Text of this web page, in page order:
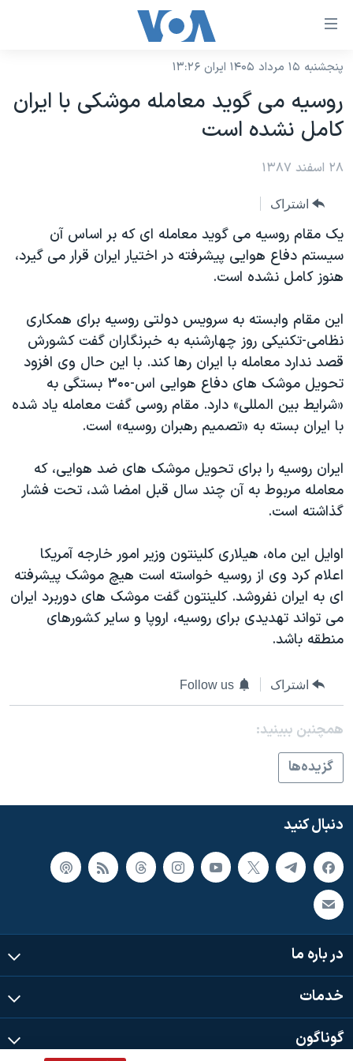
لینکهای
دسترسی
جهش
به
محتوای
اصلی
صفحه
اصلی
جهش
به
جستجو
نسخه سبک وب‌سایت
موضوع ها
ایران
آمریکا
جهان
ورزشی
گزیده‌ها
ویژه برنامه‌ها
ویدیوها
فرهنگ و زندگی
حقوق شهروندی
اقتصادی
اسرائیل در جنگ
گالری عکس
برنامه های تلویزیونی
جدول برنامه ها
صفحه‌های ویژه
جام جهانی ۲۰۲۶
عملیات خشم حماسی
۲۵۰سالگی آمریکا
بایگانی برنامه‌های تلویزیونی
مستندها
انتخابات ریاست جمهوری آمریکا ۲۰۲۴
حمله جمهوری اسلامی به اسرائیل
ورزش زنان در ایران
اعتراضات زن، زندگی، آزادی
تریبونال مردمی آبان ۹۸
دادگاه حمید نوری
چهل سال گروگان‌گیری
اعتراضات مردمی آبان ۹۸
اسرائیل در جنگ
نرگس محمدی برنده جایزه نوبل صلح
همایش محافظه‌کاران آمریکا «سی‌پک»
سفر پرزیدنت ترامپ به چین
فرکانس‌های صدای آمریکا
پخش رادیویی
یادگیری زبان انگلیسی
دنبال کنید
زبانهای مختلف
پنجشنبه ۱۵ مرداد ۱۴۰۵ ایران ۱۳:۲۶
روسیه می گوید معامله موشکی با ایران
کامل نشده است
۲۸ اسفند ۱۳۸۷
اشتراک
یک مقام روسیه می گوید معامله ای که بر اساس آن
سیستم دفاع هوایی پیشرفته در اختیار ایران قرار می گیرد،
هنوز کامل نشده است.
این مقام وابسته به سرویس دولتی روسیه برای همکاری
نظامی-تکنیکی روز چهارشنبه به خبرنگاران گفت کشورش
قصد ندارد معامله با ایران رها کند. با این حال وی افزود
تحویل موشک های دفاع هوایی اس-۳۰۰ بستگی به
«شرایط بین المللی» دارد. مقام روسی گفت معامله یاد شده
با ایران بسته به «تصمیم رهبران روسیه» است.
ایران روسیه را برای تحویل موشک های ضد هوایی، که
معامله مربوط به آن چند سال قبل امضا شد، تحت فشار
گذاشته است.
اوایل این ماه، هیلاری کلینتون وزیر امور خارجه آمریکا
اعلام کرد وی از روسیه خواسته است هیچ موشک پیشرفته
ای به ایران نفروشد. کلینتون گفت موشک های دوربرد ایران
می تواند تهدیدی برای روسیه، اروپا و سایر کشورهای
منطقه باشد.
اشتراک Follow us
همچنبن ببینید:
گزيده‌ها
دنبال کنید
در باره ما
خدمات
گوناگون